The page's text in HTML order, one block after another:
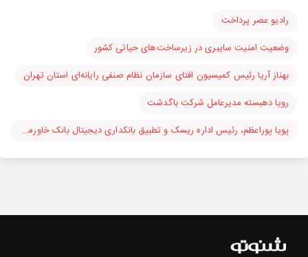
رادیو عصر پرداخت
وضعیت امنیت سایبری در زیرساخت‌های حیاتی کشور
بهناز آریا رئیس کمیسیون افتای سازمان نظام صنفی رایانه‌­ای استان تهران
رویا دهبسته مدیرعامل شرکت باگدشت
پویا پوراعظم، رئیس اداره ریسک و تطبیق بانکداری دیجیتال بانک خاورمیانه